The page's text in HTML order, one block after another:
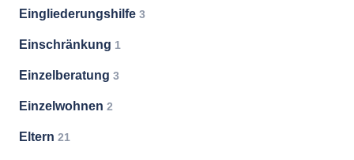
Eingliederungshilfe 3
Einschränkung 1
Einzelberatung 3
Einzelwohnen 2
Eltern 21